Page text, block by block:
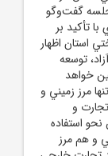
گفت‌وگو
تأکيد بر
استان اظهار
توسعه
خواهد
مرز زميني و
و
نحو استفاده
و هم مرز